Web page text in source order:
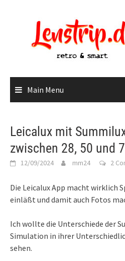
Main Menu
Leicalux mit
zwischen 28, 50 und
12/09/2024 mm24 2
Die Leicalux App macht wirklich
einläßt und damit auch Fotos
Ich wollte die Unterschiede der
Simulation in ihrer
sehen.